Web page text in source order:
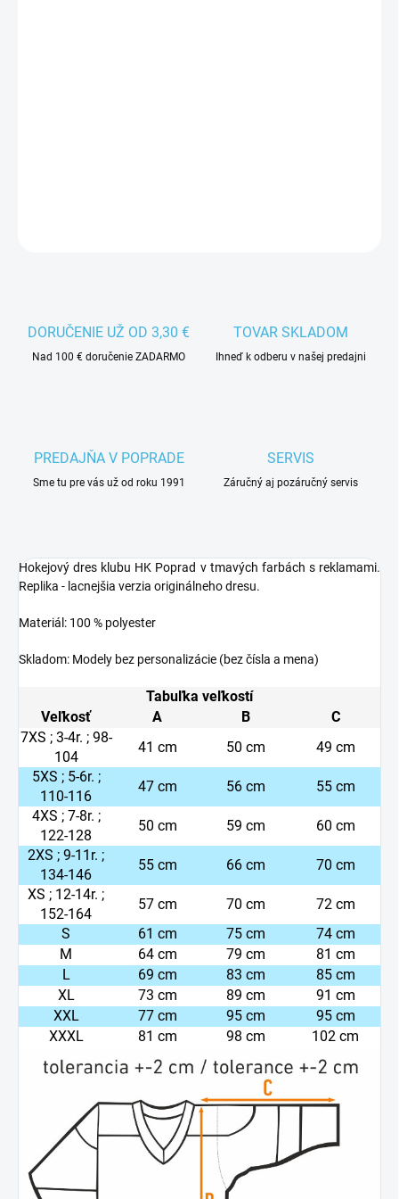
DORUČENIE UŽ OD 3,30 €
Nad 100 € doručenie ZADARMO
TOVAR SKLADOM
Ihneď k odberu v našej predajni
PREDAJŇA V POPRADE
Sme tu pre vás už od roku 1991
SERVIS
Záručný aj pozáručný servis
Hokejový dres klubu HK Poprad v tmavých farbách s reklamami.
Replika - lacnejšia verzia originálneho dresu.
Materiál: 100 % polyester
Skladom: Modely bez personalizácie (bez čísla a mena)
Tabuľka veľkostí
Veľkosť
A B
C
7XS ; 3-4r. ; 98-
104
41 cm 50 cm
49 cm
5XS ; 5-6r. ;
110-116
47 cm 56 cm
55 cm
4XS ; 7-8r. ;
122-128
50 cm 59 cm
60 cm
2XS ; 9-11r. ;
134-146
55 cm 66 cm
70 cm
XS ; 12-14r. ;
152-164
57 cm 70 cm
72 cm
S
61 cm 75 cm
74 cm
M
64 cm 79 cm
81 cm
L
69 cm 83 cm
85 cm
XL
73 cm 89 cm
91 cm
XXL
77 cm 95 cm
95 cm
XXXL
81 cm 98 cm 102 cm